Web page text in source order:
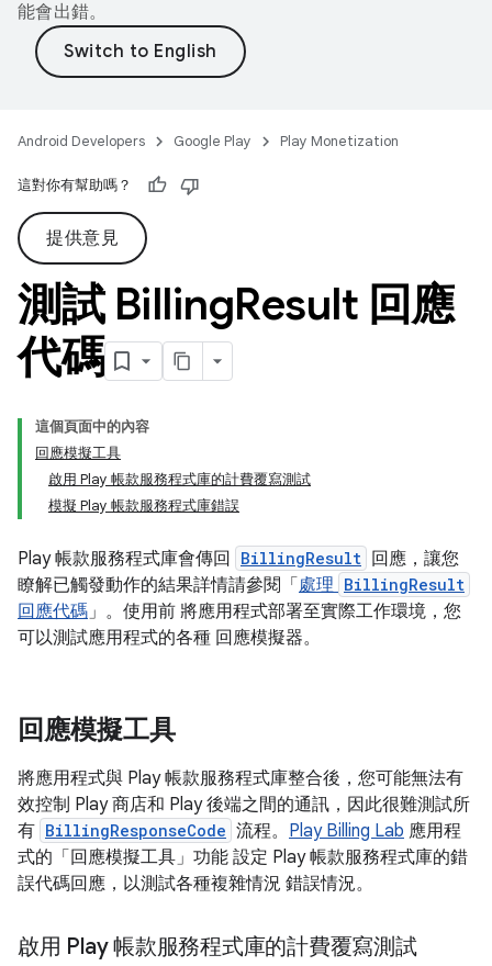
能會出錯。
Android Developers Google Play Play Monetization
這對你有幫助嗎？
提供意見
測試 BillingResult 回應
代碼
這個頁面中的內容
回應模擬工具
啟用 Play 帳款服務程式庫的計費覆寫測試
模擬 Play 帳款服務程式庫錯誤
Play 帳款服務程式庫會傳回 BillingResult 回應，讓您
瞭解已觸發動作的結果詳情請參閱「 處理 BillingResult
回應代碼」。使用前 將應用程式部署至實際工作環境，您
可以測試應用程式的各種 回應模擬器。
回應模擬工具
將應用程式與 Play 帳款服務程式庫整合後，您可能無法有
效控制 Play 商店和 Play 後端之間的通訊，因此很難測試所
有 BillingResponseCode 流程。 Play Billing Lab 應用程
式的「回應模擬工具」功能 設定 Play 帳款服務程式庫的錯
誤代碼回應，以測試各種複雜情況 錯誤情況。
啟用 Play 帳款服務程式庫的計費覆寫測試